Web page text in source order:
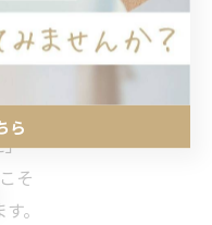
がない」
」
そ
。
ら
ら